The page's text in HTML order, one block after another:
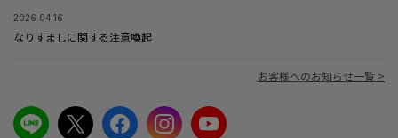
2026.04.16
なりすましに関する注意喚起
お客様へのお知らせ一覧 >